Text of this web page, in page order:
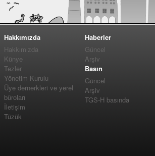
Hakkımızda
Hakkımızda
Künye
Tezler
Yönetim Kurulu
Üye dernerkleri ve yerel
büroları
İletişim
Tüzük
Haberler
Güncel
Arşiv
Basın
Güncel
Arşiv
TGS-H basında